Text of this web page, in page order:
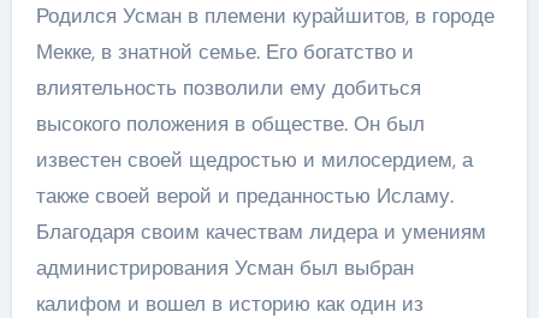
Родился Усман в племени курайшитов, в городе
Мекке, в знатной семье. Его богатство и
влиятельность позволили ему добиться
высокого положения в обществе. Он был
известен своей щедростью и милосердием, а
также своей верой и преданностью Исламу.
Благодаря своим качествам лидера и умениям
администрирования Усман был выбран
калифом и вошел в историю как один из